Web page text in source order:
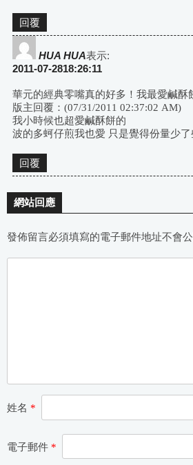
回覆
HUA HUA表示:
2011-07-2818:26:11
華元的經典零嘴真的好多！我最愛鹹酥
版主回覆：(07/31/2011 02:37:02 AM)
我小時候也超愛鹹酥餅的
波的多蚵仔煎我也愛 只是覺得份量少了
回覆
網站回應
發佈留言必須填寫的電子郵件地址不會公
姓名 *
電子郵件 *